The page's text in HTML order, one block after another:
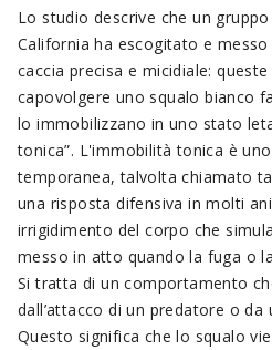
Lo studio descrive che un
California ha escogitato e
caccia precisa e micidiale:
capovolgere uno squalo bianco
lo immobilizzano in uno stato
tonica”. L'immobilità tonica è
temporanea, talvolta chiamato
una risposta difensiva in molti
irrigidimento del corpo che
messo in atto quando la fuga o
Si tratta di un comportamento
dall’attacco di un predatore o da
Questo significa che lo squalo